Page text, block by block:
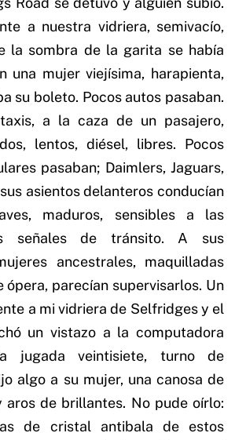
a nuestra vidriera, semivacío,
la sombra de la garita se había
una mujer viejísima, harapienta,
su boleto. Pocos autos pasaban.
a la caza de un pasajero,
lentos, diésel, libres. Pocos
pasaban; Daimlers, Jaguars,
asientos delanteros conducían
maduros, sensibles a las
señales de tránsito. A sus
ancestrales, maquilladas
ópera, parecían supervisarlos. Un
a mi vidriera de Selfridges y el
un vistazo a la computadora
jugada veintisiete, turno de
algo a su mujer, una canosa de
de brillantes. No pude oírlo:
de cristal antibala de estos